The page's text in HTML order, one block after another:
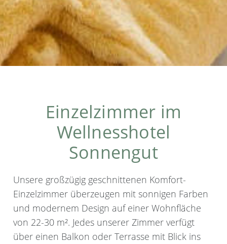
Einzelzimmer im
Wellnesshotel
Sonnengut
Unsere großzügig geschnittenen Komfort-
Einzelzimmer überzeugen mit sonnigen Farben
und modernem Design auf einer Wohnfläche
von 22-30 m². Jedes unserer Zimmer verfügt
über einen Balkon oder Terrasse mit Blick ins